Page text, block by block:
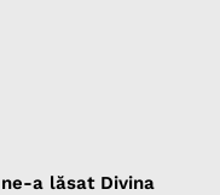
a lăsat Divina